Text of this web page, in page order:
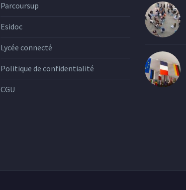
Parcoursup
Esidoc
Lycée connecté
Politique de confidentialité
CGU